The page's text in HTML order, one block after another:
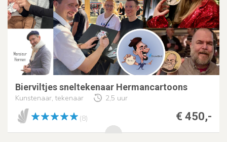
Bierviltjes sneltekenaar Hermancartoons
Kunstenaar, tekenaar 2,5 uur
€ 450,-
(8)